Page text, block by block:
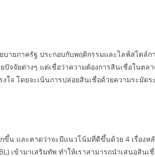
ายภาครัฐ ประกอบกับพฤติกรรมและไลฟ์สไตล์
จจัยต่างๆ แต่เชื่อว่าความต้องการสินเชื่อในตล
จ โดยจะเน้นการปล่อยสินเชื่อด้วยความระมัดร
น และคาดว่าจะมีแนวโน้มที่ดีขึ้นด้วย 4 เรื่องห
เข้ามาเสริมทัพ ทำให้เราสามารถนำเสนอสินเ